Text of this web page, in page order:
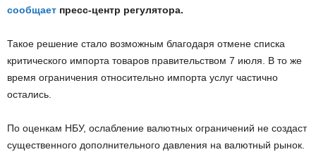
сообщает пресс-центр регулятора.
Такое решение стало возможным благодаря отмене списка
критического импорта товаров правительством 7 июля. В то же
время ограничения относительно импорта услуг частично
остались.
По оценкам НБУ, ослабление валютных ограничений не создаст
существенного дополнительного давления на валютный рынок.